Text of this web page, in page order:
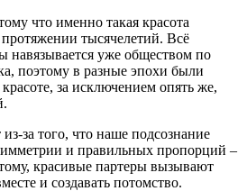
что именно такая красота
тысячелетий. Всё
навязывается уже обществом по
поэтому в разные эпохи были
за исключением опять же,
за того, что наше подсознание
и правильных пропорций –
красивые партеры вызывают
и создавать потомство.